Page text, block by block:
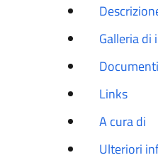
Galleria di
Documenti
Links
A cura di
Ulteriori